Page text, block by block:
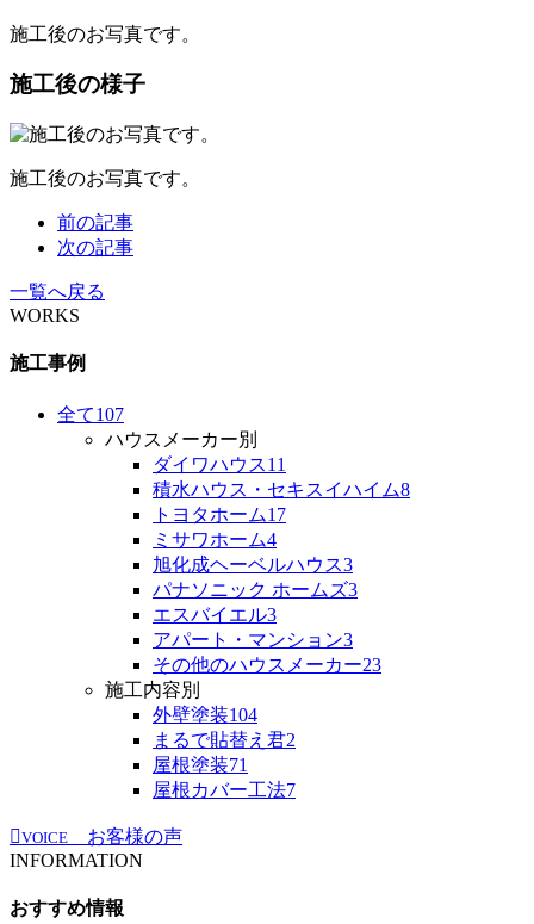
施工後のお写真です。
施工後の様子
施工後のお写真です。
前の記事
次の記事
一覧へ戻る
WORKS
施工事例
全て107
ハウスメーカー別
ダイワハウス11
積水ハウス・セキスイハイム8
トヨタホーム17
ミサワホーム4
旭化成ヘーベルハウス3
パナソニック ホームズ3
エスバイエル3
アパート・マンション3
その他のハウスメーカー23
施工内容別
外壁塗装104
まるで貼替え君2
屋根塗装71
屋根カバー工法7
VOICE
お客様の声
INFORMATION
おすすめ情報